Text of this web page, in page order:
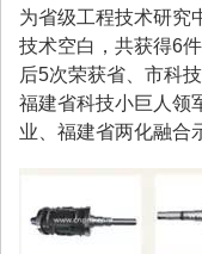
为省级工程技术研究
技术空白，共获得6
后5次荣获省、市科
福建省科技小巨人领
业、福建省两化融合